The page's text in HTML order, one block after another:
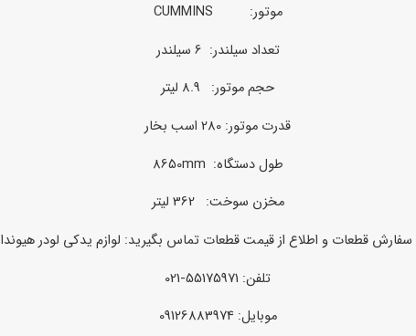
موتور: CUMMINS
تعداد سیلندر: 6 سیلندر
حجم موتور: 8.9 لیتر
قدرت موتور: 280 اسب بخار
طول دستگاه: 8650mm
مخزن سوخت: 362 لیتر
سفارش قطعات و اطلاع از قیمت قطعات تماس بگیرید: لوازم یدکی لودر هیوندا
تلفن: 55175971-021
موبایل: 09126883974